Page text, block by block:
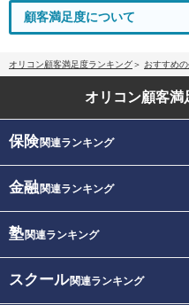
顧客満足度について
オリコン顧客満足度ランキング おすすめ
オリコン顧客満
保険関連ランキング
金融関連ランキング
塾関連ランキング
スクール関連ランキング